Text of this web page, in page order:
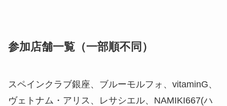
参加店舗一覧（一部順不同）
スペインクラブ銀座、ブルーモルフォ、vitaminG、
ヴェトナム・アリス、レサシエル、NAMIKI667(ハ